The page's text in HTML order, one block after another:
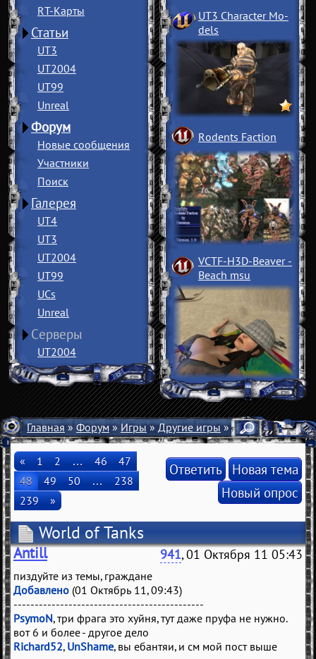
RT-Карты
Статьи
UT3
UT2004
UT99
Unreal
Форум
Новые сообщения
Участники
Поиск
Галерея
UT4
UT3
UT2004
UT99
UCs
Unreal
Серверы
UT2004
UT3 Character Mo­
dels
Rodents Faction
VCTF-H3D-Beaver ­
Beach msu
Главная»Форум»Игры»Другие игры» World of Tanks
« 1 2 … 46
47
48
49 50 …
238
239
»
Ответить Новая тема
Новый опрос
World of Tanks
Antill 941, 01 Октября 11 05:43
пиздуйте из темы, граждане
Добавлено (01 Октябрь 11, 09:43)
---------------------------------------------
PsymoN, три фрага это хуйня, тут даже пруфа не нужно.
вот 6 и более - другое дело
Richard52, UnShame, вы ебантяи, и см мой пост выше